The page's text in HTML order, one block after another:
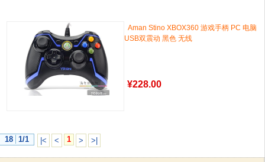
Aman Stino XBOX360 游戏手柄 PC 电脑
USB双震动 黑色 无线
¥228.00
18 1/1 |< < 1 > >|